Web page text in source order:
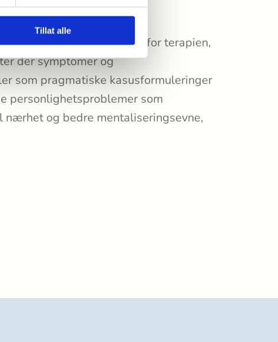
Tillat alle
gruppemedlemmers
allianse og engasjement for terapien,
der symptomer og
som pragmatiske kasusformuleringer
personlighetsproblemer som
og bedre mentaliseringsevne,